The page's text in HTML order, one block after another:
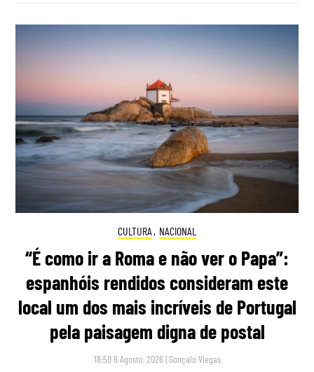
CULTURA , NACIONAL
“É como ir a Roma e não ver o Papa”:
espanhóis rendidos consideram este
local um dos mais incríveis de Portugal
pela paisagem digna de postal
18:50 6 Agosto, 2026 | Gonçalo Viegas